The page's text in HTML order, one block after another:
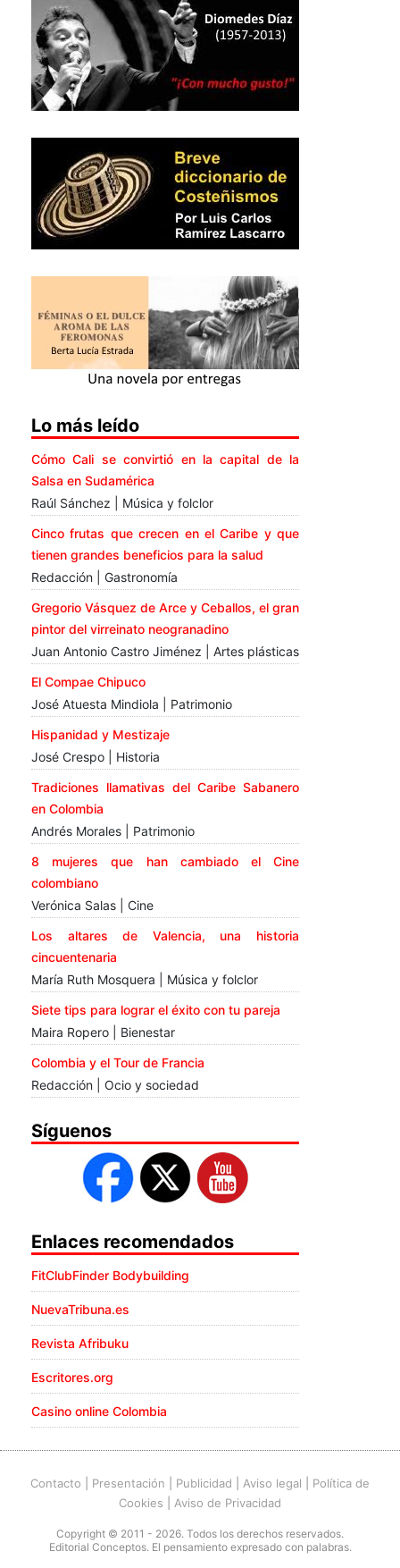
Lo más leído
Cómo Cali se convirtió en la capital de la
Salsa en Sudamérica
Raúl Sánchez | Música y folclor
Cinco frutas que crecen en el Caribe y que
tienen grandes beneficios para la salud
Redacción | Gastronomía
Gregorio Vásquez de Arce y Ceballos, el gran
pintor del virreinato neogranadino
Juan Antonio Castro Jiménez | Artes plásticas
El Compae Chipuco
José Atuesta Mindiola | Patrimonio
Hispanidad y Mestizaje
José Crespo | Historia
Tradiciones llamativas del Caribe Sabanero
en Colombia
Andrés Morales | Patrimonio
8 mujeres que han cambiado el Cine
colombiano
Verónica Salas | Cine
Los altares de Valencia, una historia
cincuentenaria
María Ruth Mosquera | Música y folclor
Siete tips para lograr el éxito con tu pareja
Maira Ropero | Bienestar
Colombia y el Tour de Francia
Redacción | Ocio y sociedad
Síguenos
Enlaces recomendados
FitClubFinder Bodybuilding
NuevaTribuna.es
Revista Afribuku
Escritores.org
Casino online Colombia
Contacto Presentación Publicidad Aviso legal
Política de
Cookies
Aviso de Privacidad
Copyright © 2011 - 2026. Todos los derechos reservados.
Editorial Conceptos. El pensamiento expresado con palabras.